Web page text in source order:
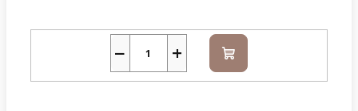
+
− Do
košíku